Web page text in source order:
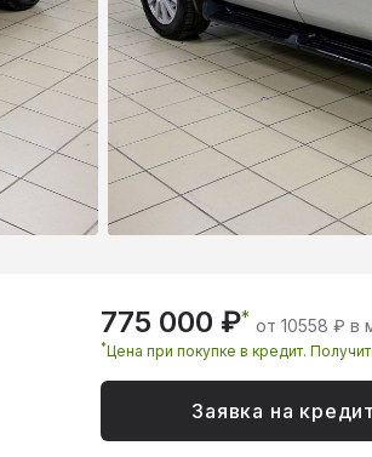
775 000 ₽* от 10558 ₽ в
*Цена при покупке в кредит.
Заявка на кредит